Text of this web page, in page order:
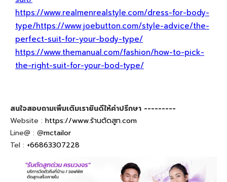
https://www.realmenrealstyle.com/dress-for-body-
type/https://www.joebutton.com/style-advice/the-
perfect-suit-for-your-body-type/
https://www.themanual.com/fashion/how-to-pick-
the-right-suit-for-your-bod-type/
สนใจสอบถามเพิ่มเติมเรายินดีให้คำปรึกษา ---------
Website : https://www.ร้านตัดสูท.com
Line@ : @mctailor
Tel : +66863307228